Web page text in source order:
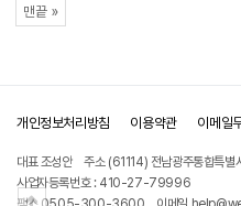
맨끝 페이지
»
개인정보처리방침 이용약관 이메일
대표 조성안
주소 (61114) 전남광주통합특
사업자등록번호 : 410-27-79996
상단으로